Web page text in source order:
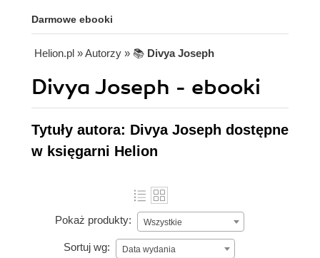
Darmowe ebooki
Helion.pl » Autorzy » 📚 Divya Joseph
Divya Joseph - ebooki
Tytuły autora: Divya Joseph dostępne
w księgarni Helion
Pokaż produkty: Wszystkie
Sortuj wg: Data wydania